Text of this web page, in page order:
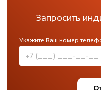
Запросить
Укажите Ваш номер